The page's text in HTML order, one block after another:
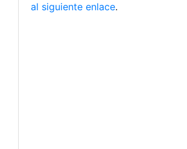
al siguiente enlace.